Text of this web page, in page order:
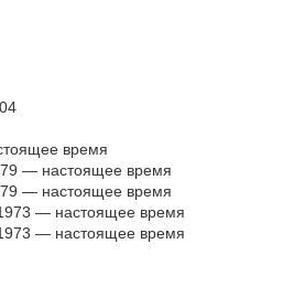
время
— настоящее время
— настоящее время
— настоящее время
— настоящее время